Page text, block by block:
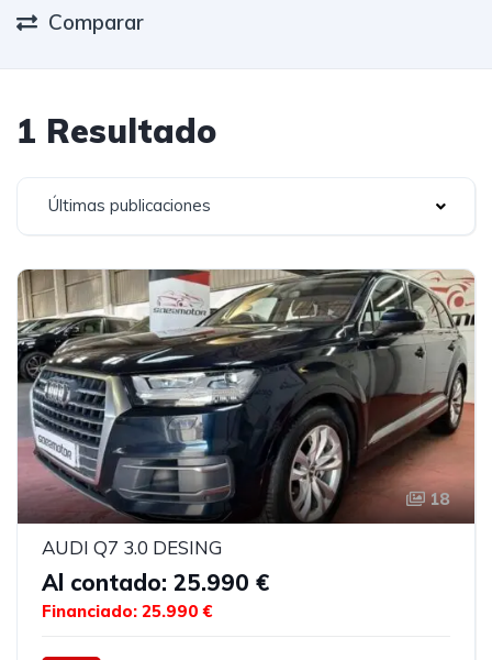
Comparar
1 Resultado
Últimas publicaciones
18
AUDI Q7 3.0 DESING
Al contado: 25.990 €
Financiado: 25.990 €